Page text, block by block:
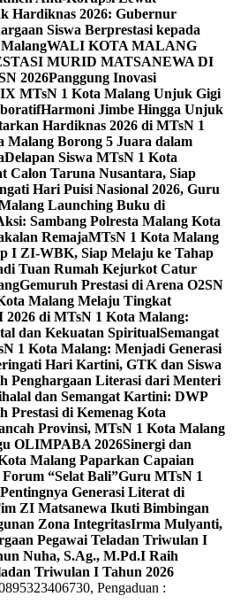
Hardiknas 2026: Gubernur
Siswa Berprestasi kepada
WALI KOTA MALANG
MURID MATSANEWA DI
2026Panggung Inovasi
MTsN 1 Kota Malang Unjuk Gigi
Harmoni Jimbe Hingga Unjuk
Hardiknas 2026 di MTsN 1
Malang Borong 5 Juara dalam
Delapan Siswa MTsN 1 Kota
Calon Taruna Nusantara, Siap
Hari Puisi Nasional 2026, Guru
Launching Buku di
Sambang Polresta Malang Kota
RemajaMTsN 1 Kota Malang
I ZI-WBK, Siap Melaju ke Tahap
Tuan Rumah Kejurkot Catur
Gemuruh Prestasi di Arena O2SN
Malang Melaju Tingkat
di MTsN 1 Kota Malang:
dan Kekuatan SpiritualSemangat
1 Kota Malang: Menjadi Generasi
Hari Kartini, GTK dan Siswa
Penghargaan Literasi dari Menteri
dan Semangat Kartini: DWP
Prestasi di Kemenag Kota
Provinsi, MTsN 1 Kota Malang
OLIMPABA 2026Sinergi dan
Malang Paparkan Capaian
“Selat Bali”Guru MTsN 1
Generasi Literat di
ZI Matsanewa Ikuti Bimbingan
Zona IntegritasIrma Mulyanti,
Pegawai Teladan Triwulan I
Nuha, S.Ag., M.Pd.I Raih
Triwulan I Tahun 2026
Pengaduan :